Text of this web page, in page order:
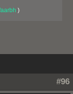
)
#96